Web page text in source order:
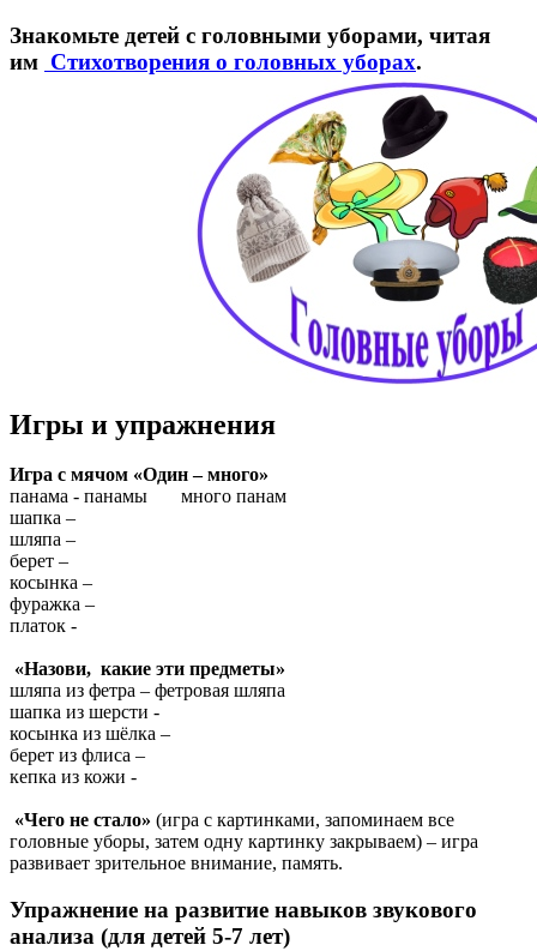
Знакомьте детей с головными уборами, читая
им Стихотворения о головных уборах.
Игры и упражнения
Игра с мячом «Один – много»
панама - панамы много панам
шапка –
шляпа –
берет –
косынка –
фуражка –
платок -
«Назови, какие эти предметы»
шляпа из фетра – фетровая шляпа
шапка из шерсти -
косынка из шёлка –
берет из флиса –
кепка из кожи -
«Чего не стало» (игра с картинками, запоминаем все
головные уборы, затем одну картинку закрываем) – игра
развивает зрительное внимание, память.
Упражнение на развитие навыков звукового
анализа (для детей 5-7 лет)